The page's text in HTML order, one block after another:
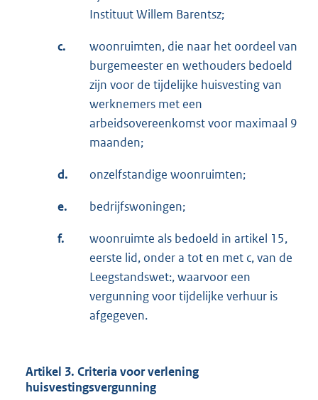
Instituut Willem Barentsz;
c.
woonruimten, die naar het oordeel van
burgemeester en wethouders bedoeld
zijn voor de tijdelijke huisvesting van
werknemers met een
arbeidsovereenkomst voor maximaal 9
maanden;
d. onzelfstandige woonruimten;
e. bedrijfswoningen;
f.
woonruimte als bedoeld in artikel 15,
eerste lid, onder a tot en met c, van de
Leegstandswet:, waarvoor een
vergunning voor tijdelijke verhuur is
afgegeven.
Artikel 3. Criteria voor verlening
huisvestingsvergunning